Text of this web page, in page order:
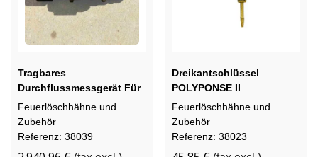
Tragbares
Durchflussmessgerät Für
Den Einsatz AkroFlow
9301
Feuerlöschhähne und
Zubehör
Referenz: 38039
Dreikantschlüssel
POLYPONSE II
Feuerlöschhähne und
Zubehör
Referenz: 38023